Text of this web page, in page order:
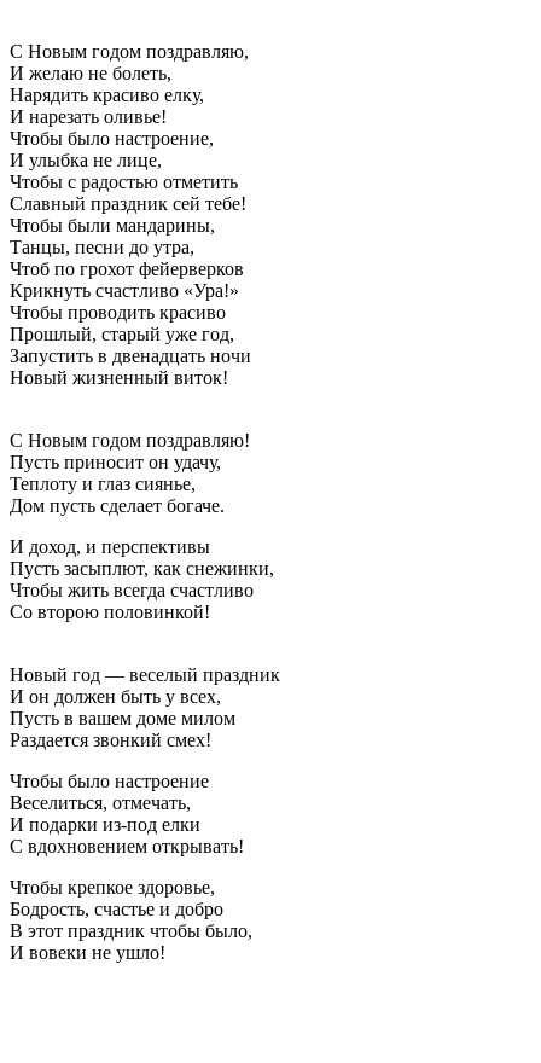
С Новым годом поздравляю,
И желаю не болеть,
Нарядить красиво елку,
И нарезать оливье!
Чтобы было настроение,
И улыбка не лице,
Чтобы с радостью отметить
Славный праздник сей тебе!
Чтобы были мандарины,
Танцы, песни до утра,
Чтоб по грохот фейерверков
Крикнуть счастливо «Ура!»
Чтобы проводить красиво
Прошлый, старый уже год,
Запустить в двенадцать ночи
Новый жизненный виток!
С Новым годом поздравляю!
Пусть приносит он удачу,
Теплоту и глаз сиянье,
Дом пусть сделает богаче.
И доход, и перспективы
Пусть засыплют, как снежинки,
Чтобы жить всегда счастливо
Со второю половинкой!
Новый год — веселый праздник
И он должен быть у всех,
Пусть в вашем доме милом
Раздается звонкий смех!
Чтобы было настроение
Веселиться, отмечать,
И подарки из-под елки
С вдохновением открывать!
Чтобы крепкое здоровье,
Бодрость, счастье и добро
В этот праздник чтобы было,
И вовеки не ушло!